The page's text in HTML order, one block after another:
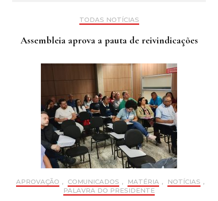
TODAS NOTÍCIAS
Assembleia aprova a pauta de reivindicações
APROVAÇÃO , COMUNICADOS , MATÉRIA , NOTÍCIAS ,
PALAVRA DO PRESIDENTE